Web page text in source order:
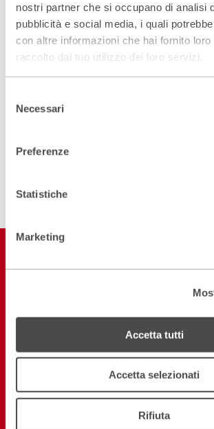
nostri partner che si occupano di analisi
pubblicità e social media, i quali
con altre informazioni che hai fornito loro
raccolto dal tuo utilizzo dei loro servizi.
delNecessari
Preferenze
Statistiche
Marketing
Accetta tutti
Accetta selezionati
Rifiuta
Scopri gli spazi del Parenti
ACCEDI AL VIRTUAL TOUR
Scopri un luogo unico
ISCRIVITI ALLA NEWSLETTER
Seguici sui social